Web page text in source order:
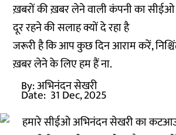
ख़बरों की ख़बर लेने वाली कंपनी का
दूर रहने की सलाह क्यों दे रहा है
जरूरी है कि आप कुछ दिन आराम करें,
ख़बर लेने के लिए हम हैं ना.
By:अभिनंदन सेखरी
Date: 31 Dec, 2025